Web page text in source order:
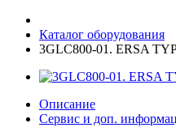
Каталог оборудования
3GLC800-01. ERSA
Описание
Сервис и доп.